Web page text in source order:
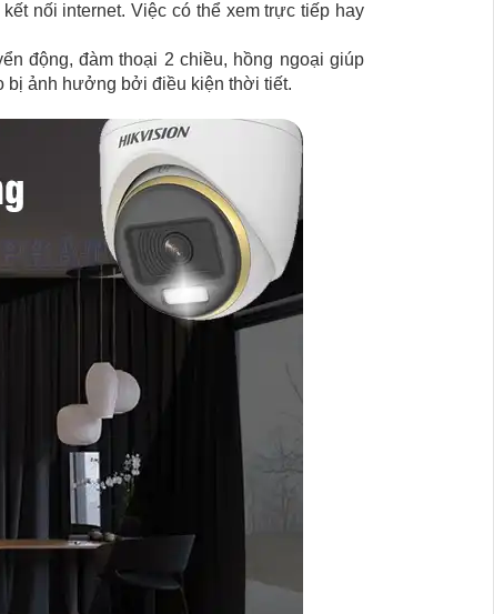
nối internet. Việc có thể xem trực tiếp hay
động, đàm thoại 2 chiều, hồng ngoại giúp
bị ảnh hưởng bởi điều kiện thời tiết.